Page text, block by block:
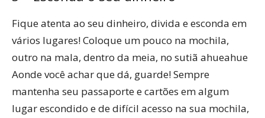
Fique atenta ao seu dinheiro, divida e esconda em
vários lugares! Coloque um pouco na mochila,
outro na mala, dentro da meia, no sutiã ahueahue
Aonde você achar que dá, guarde! Sempre
mantenha seu passaporte e cartões em algum
lugar escondido e de difícil acesso na sua mochila,